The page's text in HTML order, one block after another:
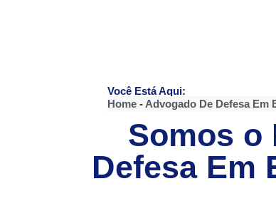
Você Está Aqui:
Home- Advogado De Defesa Em
Somos
Defesa Em